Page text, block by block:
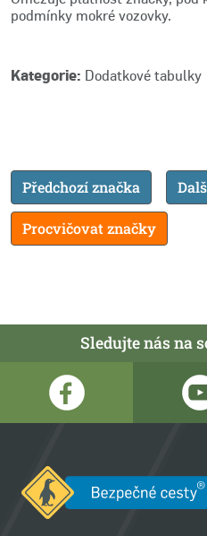
podmínky mokré vozovky.
Kategorie: Dodatkové tabulky
Předchozí značka
Procvičovat značky
Sledujte nás na